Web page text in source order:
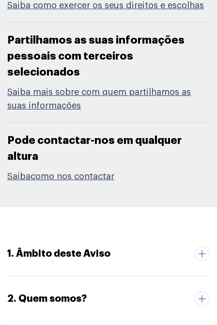
Saiba como exercer os seus direitos e escolhas
Partilhamos as suas informações
pessoais com terceiros
selecionados​
Saiba mais sobre com quem partilhamos as
suas informações
Pode contactar-nos em qualquer
altura​
Saibacomo nos contactar
1. Âmbito deste Aviso
2. Quem somos?